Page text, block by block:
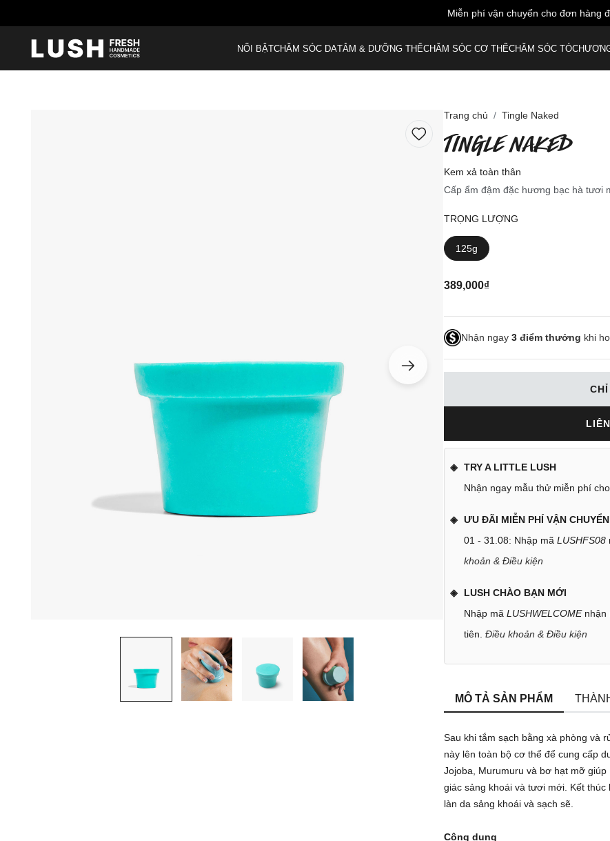
Miễn phí vận chuyển cho đơn hàng đầu tiên - nhập mã:
NỔI BẬTCHĂM SÓC DATẮM & DƯỠNG THỂCHĂM SÓC CƠ THỂCHĂM SÓC TÓC
Trang chủ Tingle Naked
TINGLE NAKED
Kem xả toàn thân
Cấp ẩm đậm đặc hương bạc hà tươi
TRỌNG LƯỢNG
125g
389,000₫
Nhận ngay 3 điểm thưởng khi
TRY A LITTLE LUSH
Nhận ngay mẫu thử miễn phí
ƯU ĐÃI MIỄN PHÍ VẬN CHUYỂN
01 - 31.08: Nhập mã LUSHFS08
khoản & Điều kiện
LUSH CHÀO BẠN MỚI
Nhập mã LUSHWELCOMEnhận
tiên. Điều khoản & Điều kiện
MÔ TẢ SẢN PHẨM
Sau khi tắm sạch bằng xà phòng và
này lên toàn bộ cơ thể để cung cấp
Jojoba, Murumuru và bơ hạt mỡ
giác sảng khoái và tươi mới. Kết
làn da sảng khoái và sạch sẽ.
Công dụng